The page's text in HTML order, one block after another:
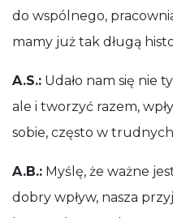
do wspólnego,
mamy już tak długą
A.S.: Udało nam się nie
ale i tworzyć razem,
sobie, często w
A.B.: Myślę, że ważne
dobry wpływ, nasza